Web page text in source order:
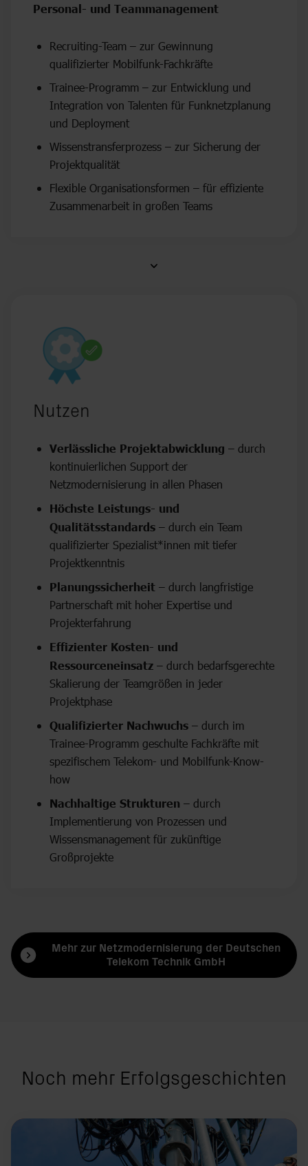
Personal- und Teammanagement
Recruiting-Team – zur Gewinnung
qualifizierter Mobilfunk-Fachkräfte
Trainee-Programm – zur Entwicklung und
Integration von Talenten für Funknetzplanung
und Deployment
Wissenstransferprozess – zur Sicherung der
Projektqualität
Flexible Organisationsformen – für effiziente
Zusammenarbeit in großen Teams
Nutzen
Verlässliche Projektabwicklung – durch
kontinuierlichen Support der
Netzmodernisierung in allen Phasen
Höchste Leistungs- und
Qualitätsstandards – durch ein Team
qualifizierter Spezialist*innen mit tiefer
Projektkenntnis
Planungssicherheit – durch langfristige
Partnerschaft mit hoher Expertise und
Projekterfahrung
Effizienter Kosten- und
Ressourceneinsatz – durch bedarfsgerechte
Skalierung der Teamgrößen in jeder
Projektphase
Qualifizierter Nachwuchs – durch im
Trainee-Programm geschulte Fachkräfte mit
spezifischem Telekom- und Mobilfunk-Know-
how
Nachhaltige Strukturen – durch
Implementierung von Prozessen und
Wissensmanagement für zukünftige
Großprojekte
Mehr zur Netzmodernisierung der Deutschen
Telekom Technik GmbH
Noch mehr Erfolgsgeschichten